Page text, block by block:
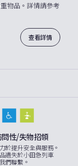
物品。詳情請參考
查看詳情
性/失物招領
於提升安全與服務。
遺失於小田急列車
們聯繫。